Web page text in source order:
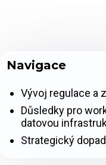
Navigace
Vývoj regulace a
Důsledky pro
datovou
Strategický